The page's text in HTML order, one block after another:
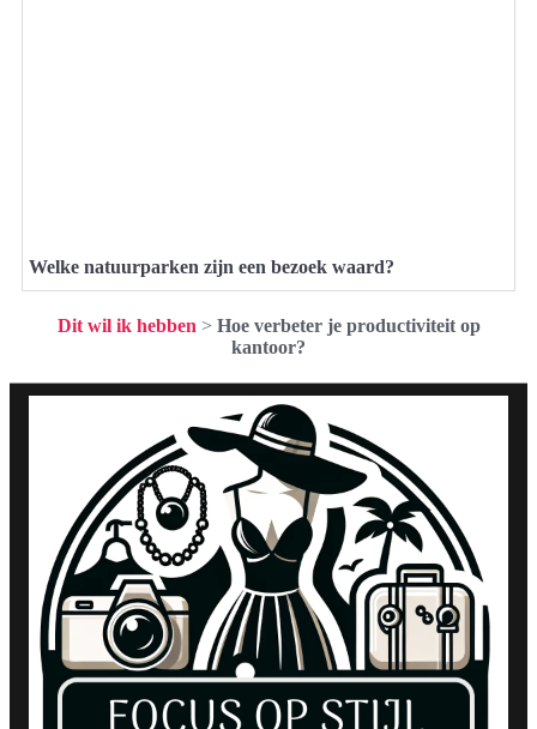
Welke natuurparken zijn een bezoek waard?
Dit wil ik hebben > Hoe verbeter je productiviteit op
kantoor?